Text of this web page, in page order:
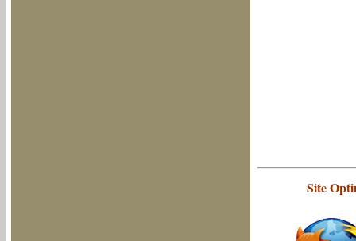
Site